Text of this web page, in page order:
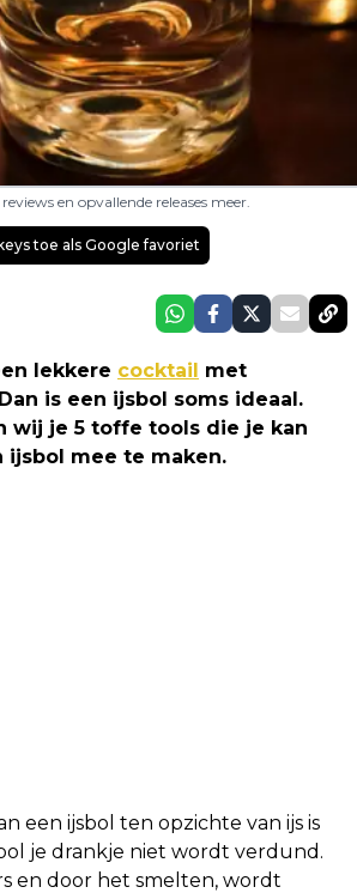
en opvallende releases meer.
toe als Google favoriet
lekkere cocktail met
is een ijsbol soms ideaal.
wij je 5 toffe tools die je kan
ijsbol mee te maken.
een ijsbol ten opzichte van ijs is
je drankje niet wordt verdund.
en door het smelten, wordt